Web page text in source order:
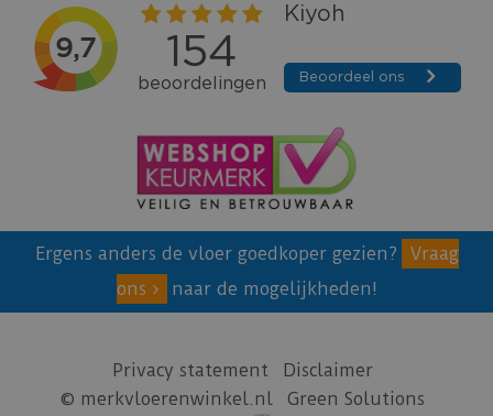
Ergens anders de vloer goedkoper gezien?
Vraag
ons
naar de mogelijkheden!
Privacy statement
Disclaimer
© merkvloerenwinkel.nl
Green Solutions